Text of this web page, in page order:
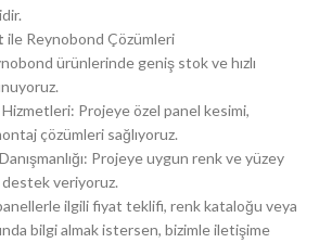
ile Reynobond Çözümleri
ürünlerinde geniş stok ve hızlı
Projeye özel panel kesimi,
çözümleri sağlıyoruz.
Projeye uygun renk ve yüzey
veriyoruz.
ilgili fiyat teklifi, renk kataloğu veya
bilgi almak istersen, bizimle iletişime